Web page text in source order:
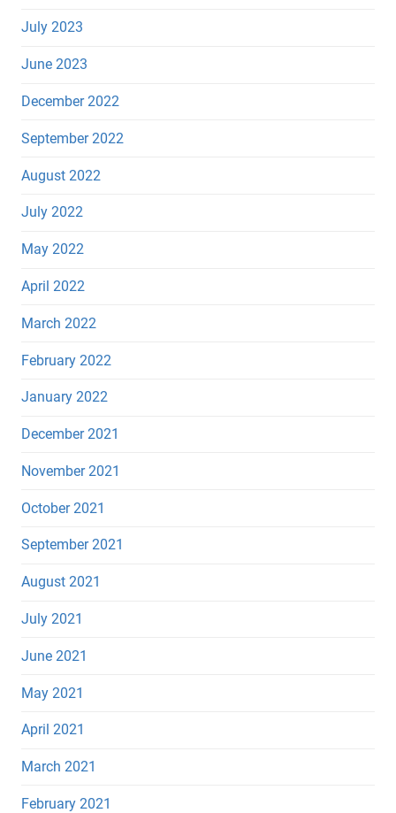
July 2023
June 2023
December 2022
September 2022
August 2022
July 2022
May 2022
April 2022
March 2022
February 2022
January 2022
December 2021
November 2021
October 2021
September 2021
August 2021
July 2021
June 2021
May 2021
April 2021
March 2021
February 2021